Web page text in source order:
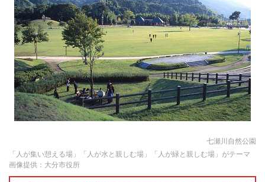
七瀬川自然公園
「人が集い憩える場」「人が水と親しむ場」「人が緑と親しむ場」がテーマ
画像提供：大分市役所